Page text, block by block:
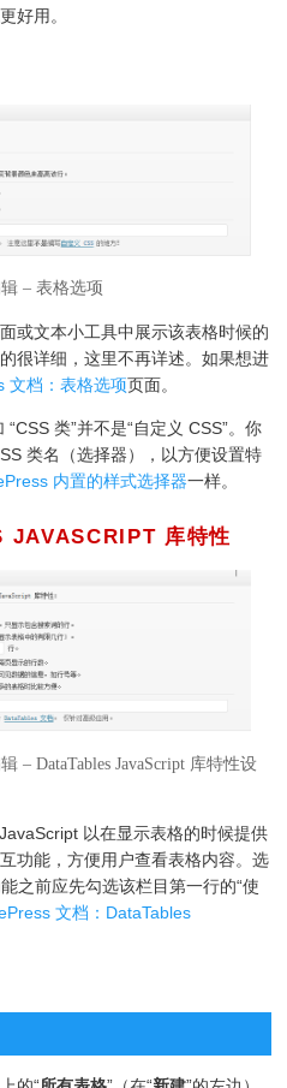
好用。
– 表格选项
或文本小工具中展示该表格时候的
很详细，这里不再详述。如果想进
文档：表格选项页面。
类”并不是“自定义 CSS”。你
类名（选择器），以方便设置特
内置的样式选择器一样。
JAVASCRIPT 库特性
– DataTables JavaScript 库特性设
以在显示表格的时候提供
功能，方便用户查看表格内容。选
之前应先勾选该栏目第一行的“使
文档：DataTables